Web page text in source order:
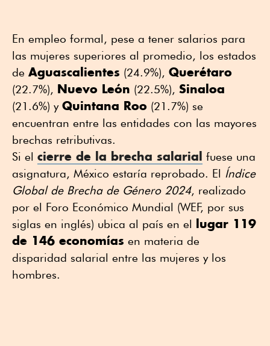
En empleo formal, pese a tener salarios para
las mujeres superiores al promedio, los estados
de Aguascalientes (24.9%), Querétaro
(22.7%), Nuevo León (22.5%), Sinaloa
(21.6%) y Quintana Roo (21.7%) se
encuentran entre las entidades con las mayores
brechas retributivas.
Si el cierre de la brecha salarial fuese una
asignatura, México estaría reprobado. El Índice
Global de Brecha de Género 2024, realizado
por el Foro Económico Mundial (WEF, por sus
siglas en inglés) ubica al país en el
lugar 119
de 146 economías en materia de
disparidad salarial entre las mujeres y los
hombres.